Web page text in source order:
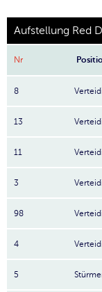
Aufstellung Red
Nr
8
13
11
3
98
4
5